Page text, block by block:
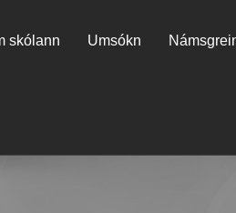
skólann Umsókn